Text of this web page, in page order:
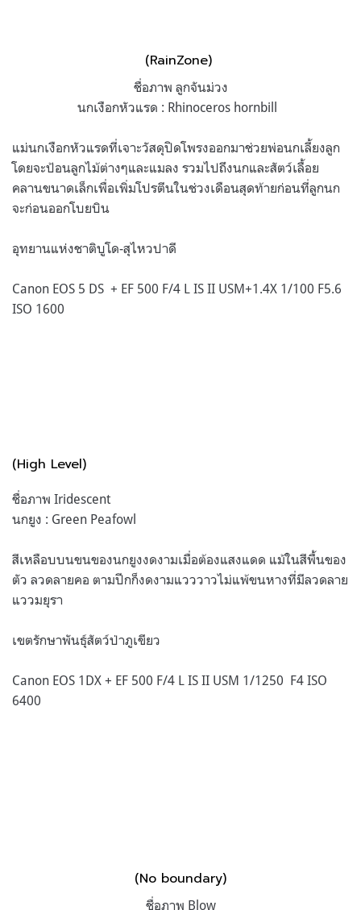
(RainZone)
ชื่อภาพ ลูกจันม่วง
นกเงือกหัวแรด : Rhinoceros hornbill
แม่นกเงือกหัวแรดที่เจาะวัสดุปิดโพรงออกมาช่วยพ่อนกเลี้ยงลูก
โดยจะป้อนลูกไม้ต่างๆและแมลง รวมไปถึงนกและสัตว์เลื้อย
คลานขนาดเล็กเพื่อเพิ่มโปรตีนในช่วงเดือนสุดท้ายก่อนที่ลูกนก
จะก่อนออกโบยบิน
อุทยานแห่งชาติบูโด-สุไหวปาดี
Canon EOS 5 DS + EF 500 F/4 L IS II USM+1.4X 1/100 F5.6
ISO 1600
(High Level)
ชื่อภาพ Iridescent
นกยูง : Green Peafowl
สีเหลือบบนขนของนกยูงงดงามเมื่อต้องแสงแดด แม้ในสีพื้นของ
ตัว ลวดลายคอ ตามปีกก็งดงามแวววาวไม่แพ้ขนหางที่มีลวดลาย
แววมยุรา
เขตรักษาพันธุ์สัตว์ป่าภูเขียว
Canon EOS 1DX + EF 500 F/4 L IS II USM 1/1250 F4 ISO
6400
(No boundary)
ชื่อภาพ Blow